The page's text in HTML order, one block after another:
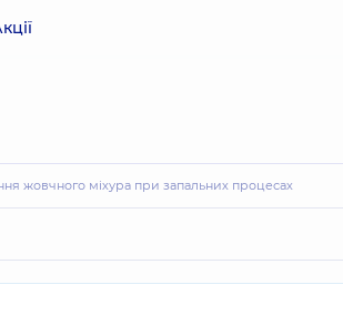
жовчного міхура при запальних процесах